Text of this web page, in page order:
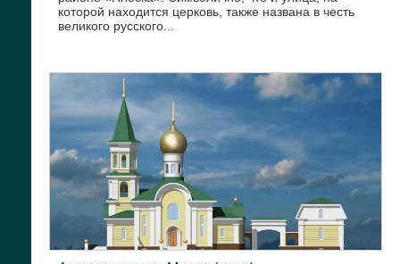
которой находится церковь, также названа в честь
великого русского...